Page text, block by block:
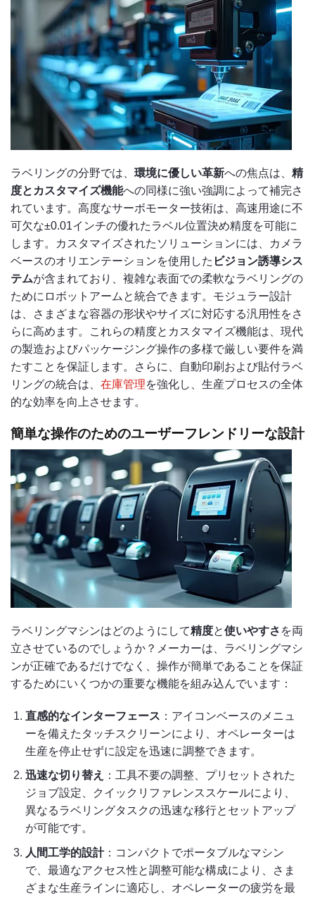
ラベリングの分野では、 環境に優しい革新への焦点は、 精
度とカスタマイズ機能への同様に強い強調によって補完さ
れています。高度なサーボモーター技術は、高速用途に不
可欠な±0.01インチの優れたラベル位置決め精度を可能に
します。カスタマイズされたソリューションには、カメラ
ベースのオリエンテーションを使用した ビジョン誘導シス
テムが含まれており、複雑な表面での柔軟なラベリングの
ためにロボットアームと統合できます。モジュラー設計
は、さまざまな容器の形状やサイズに対応する汎用性をさ
らに高めます。これらの精度とカスタマイズ機能は、現代
の製造およびパッケージング操作の多様で厳しい要件を満
たすことを保証します。さらに、自動印刷および貼付ラベ
リングの統合は、 在庫管理を強化し、生産プロセスの全体
的な効率を向上させます。
簡単な操作のためのユーザーフレンドリーな設計
ラベリングマシンはどのようにして精度と使いやすさ を両
立させているのでしょうか？メーカーは、ラベリングマシ
ンが正確であるだけでなく、操作が簡単であることを保証
するためにいくつかの重要な機能を組み込んでいます：
直感的なインターフェース ：アイコンベースのメニュ
ーを備えたタッチスクリーンにより、オペレーターは
生産を停止せずに設定を迅速に調整できます。
迅速な切り替え
：工具不要の調整、プリセットされた
ジョブ設定、クイックリファレンススケールにより、
異なるラベリングタスクの迅速な移行とセットアップ
が可能です。
人間工学的設計：コンパクトでポータブルなマシン
で、最適なアクセス性と調整可能な構成により、さま
ざまな生産ラインに適応し、オペレーターの疲労を最